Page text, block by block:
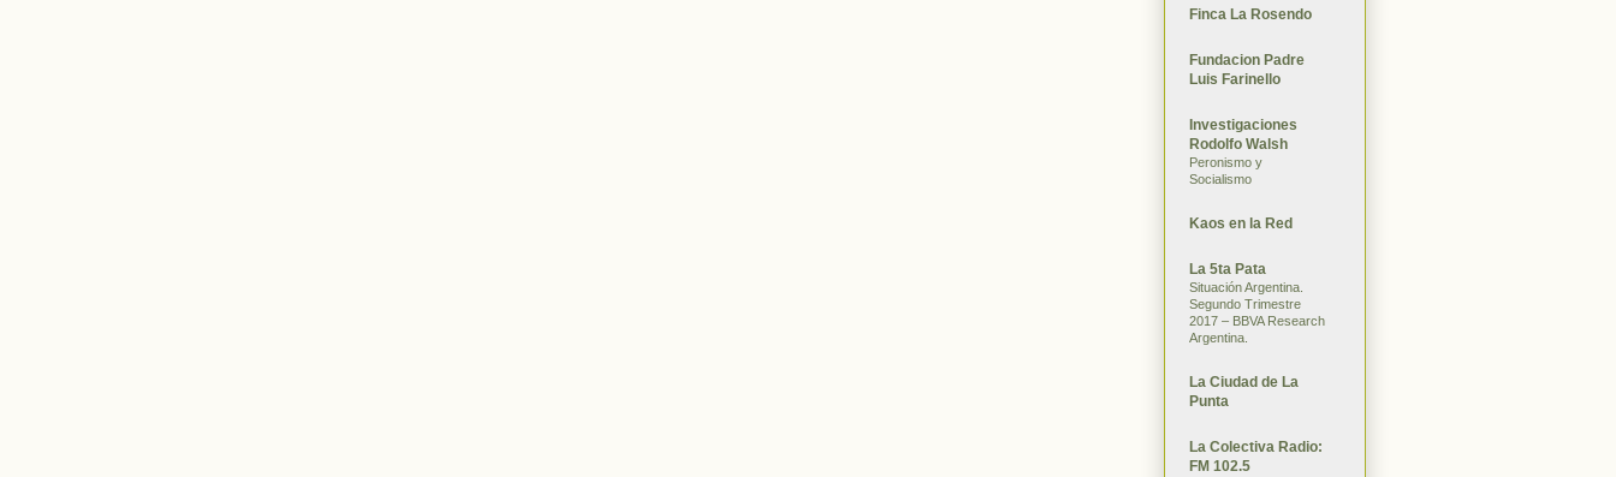
Finca La Rosendo
Fundacion Padre
Luis Farinello
Investigaciones
Rodolfo Walsh
Peronismo y
Socialismo
Kaos en la Red
La 5ta Pata
Situación Argentina.
Segundo Trimestre
2017 – BBVA Research
Argentina.
La Ciudad de La
Punta
La Colectiva Radio:
FM 102.5